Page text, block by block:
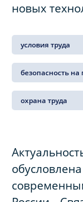
новых
условия труда
безопасность на
охрана труда